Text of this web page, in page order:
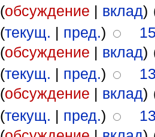
(обсуждение | вклад)
(текущ. | пред.)
(обсуждение | вклад)
(текущ. | пред.)
(обсуждение | вклад)
(текущ. | пред.)